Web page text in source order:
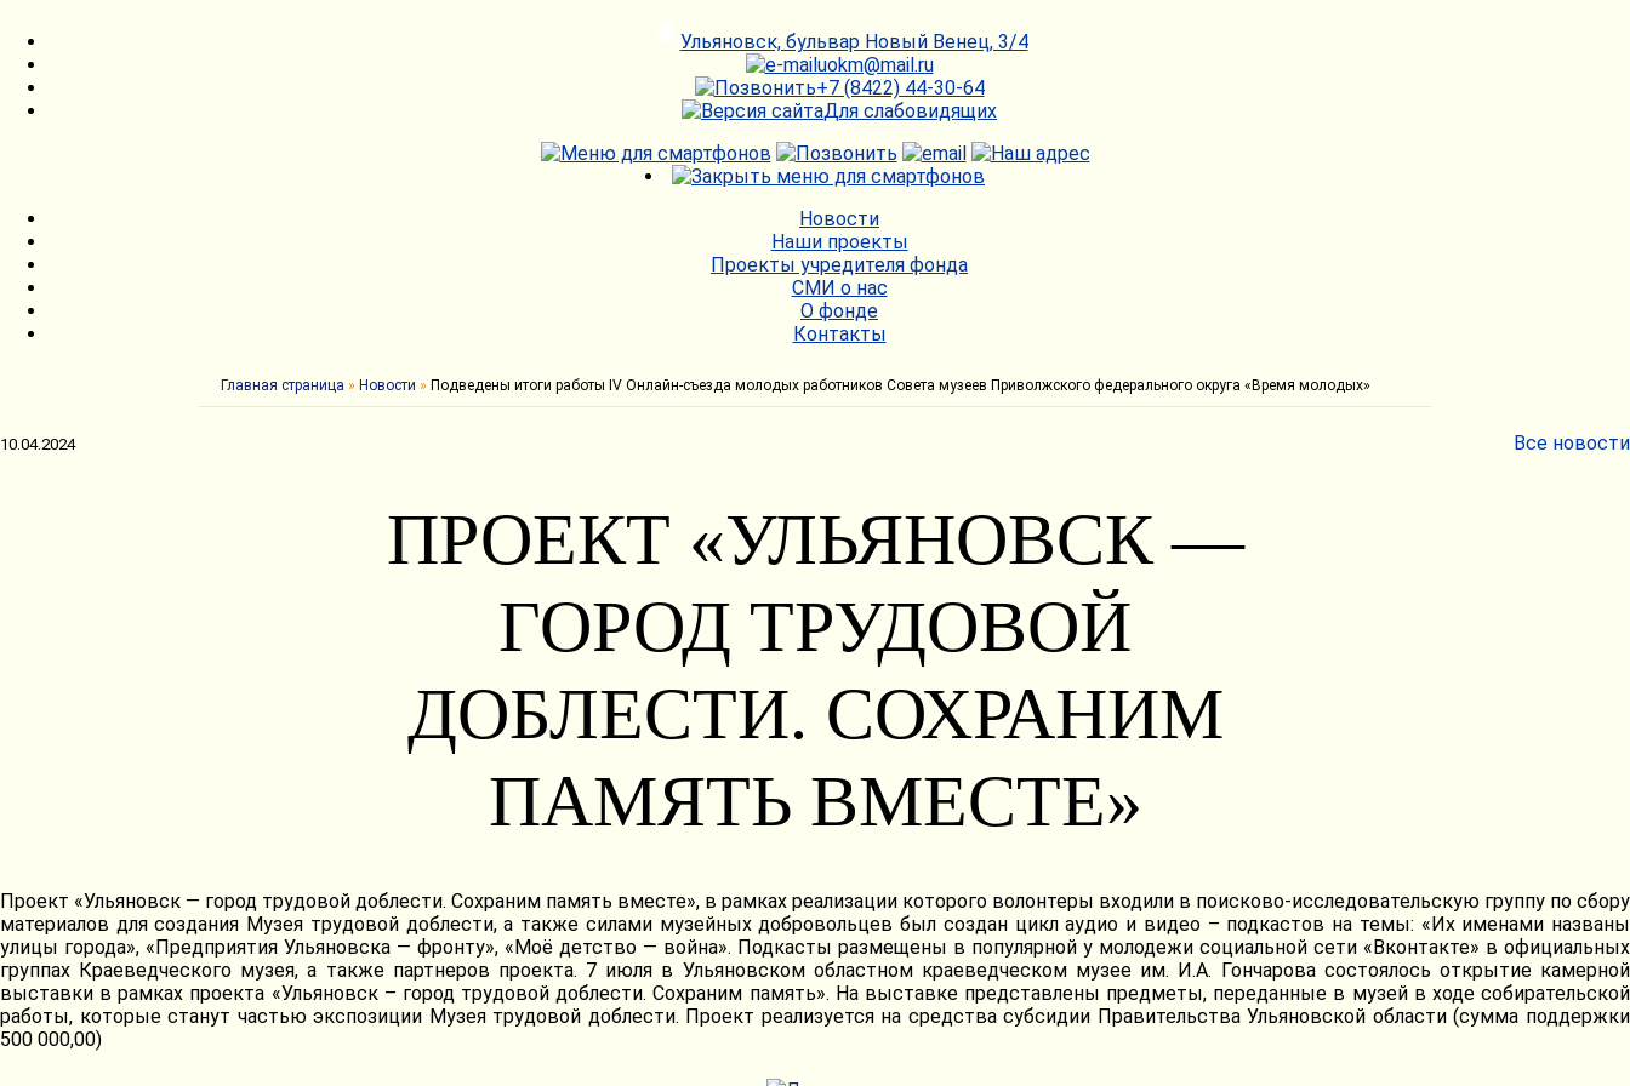
Ульяновск, бульвар Новый Венец, 3/4
uokm@mail.ru
+7 (8422) 44-30-64
Для слабовидящих
Новости
Наши проекты
Проекты учредителя фонда
СМИ о нас
О фонде
Контакты
Главная страница » Новости » Подведены итоги работы IV Онлайн-съезда молодых работников Совета музеев Приволжского федерального округа «Время молодых»
10.04.2024 Все новости
ПРОЕКТ «УЛЬЯНОВСК —
ГОРОД ТРУДОВОЙ
ДОБЛЕСТИ. СОХРАНИМ
ПАМЯТЬ ВМЕСТЕ»
Проект «Ульяновск — город трудовой доблести. Сохраним память вместе», в рамках реализации которого волонтеры входили в поисково-исследовательскую группу по сбору
материалов для создания Музея трудовой доблести, а также силами музейных добровольцев был создан цикл аудио и видео – подкастов на темы: «Их именами названы
улицы города», «Предприятия Ульяновска — фронту», «Моё детство — война». Подкасты размещены в популярной у молодежи социальной сети «Вконтакте» в официальных
группах Краеведческого музея, а также партнеров проекта. 7 июля в Ульяновском областном краеведческом музее им. И.А. Гончарова состоялось открытие камерной
выставки в рамках проекта «Ульяновск – город трудовой доблести. Сохраним память». На выставке представлены предметы, переданные в музей в ходе собирательской
работы, которые станут частью экспозиции Музея трудовой доблести. Проект реализуется на средства субсидии Правительства Ульяновской области (сумма поддержки
500 000,00)